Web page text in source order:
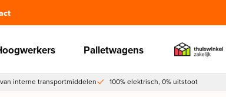
Palletwagens
interne transportmiddelen 100% elektrisch, 0% uitstoot